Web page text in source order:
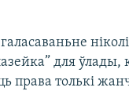
для ўлады,
права толькі